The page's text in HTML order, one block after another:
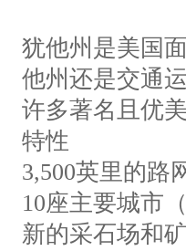
犹他州是美国
他州还是交通
许多著名且优
特性
3,500英里的路
10座主要城市
新的采石场和